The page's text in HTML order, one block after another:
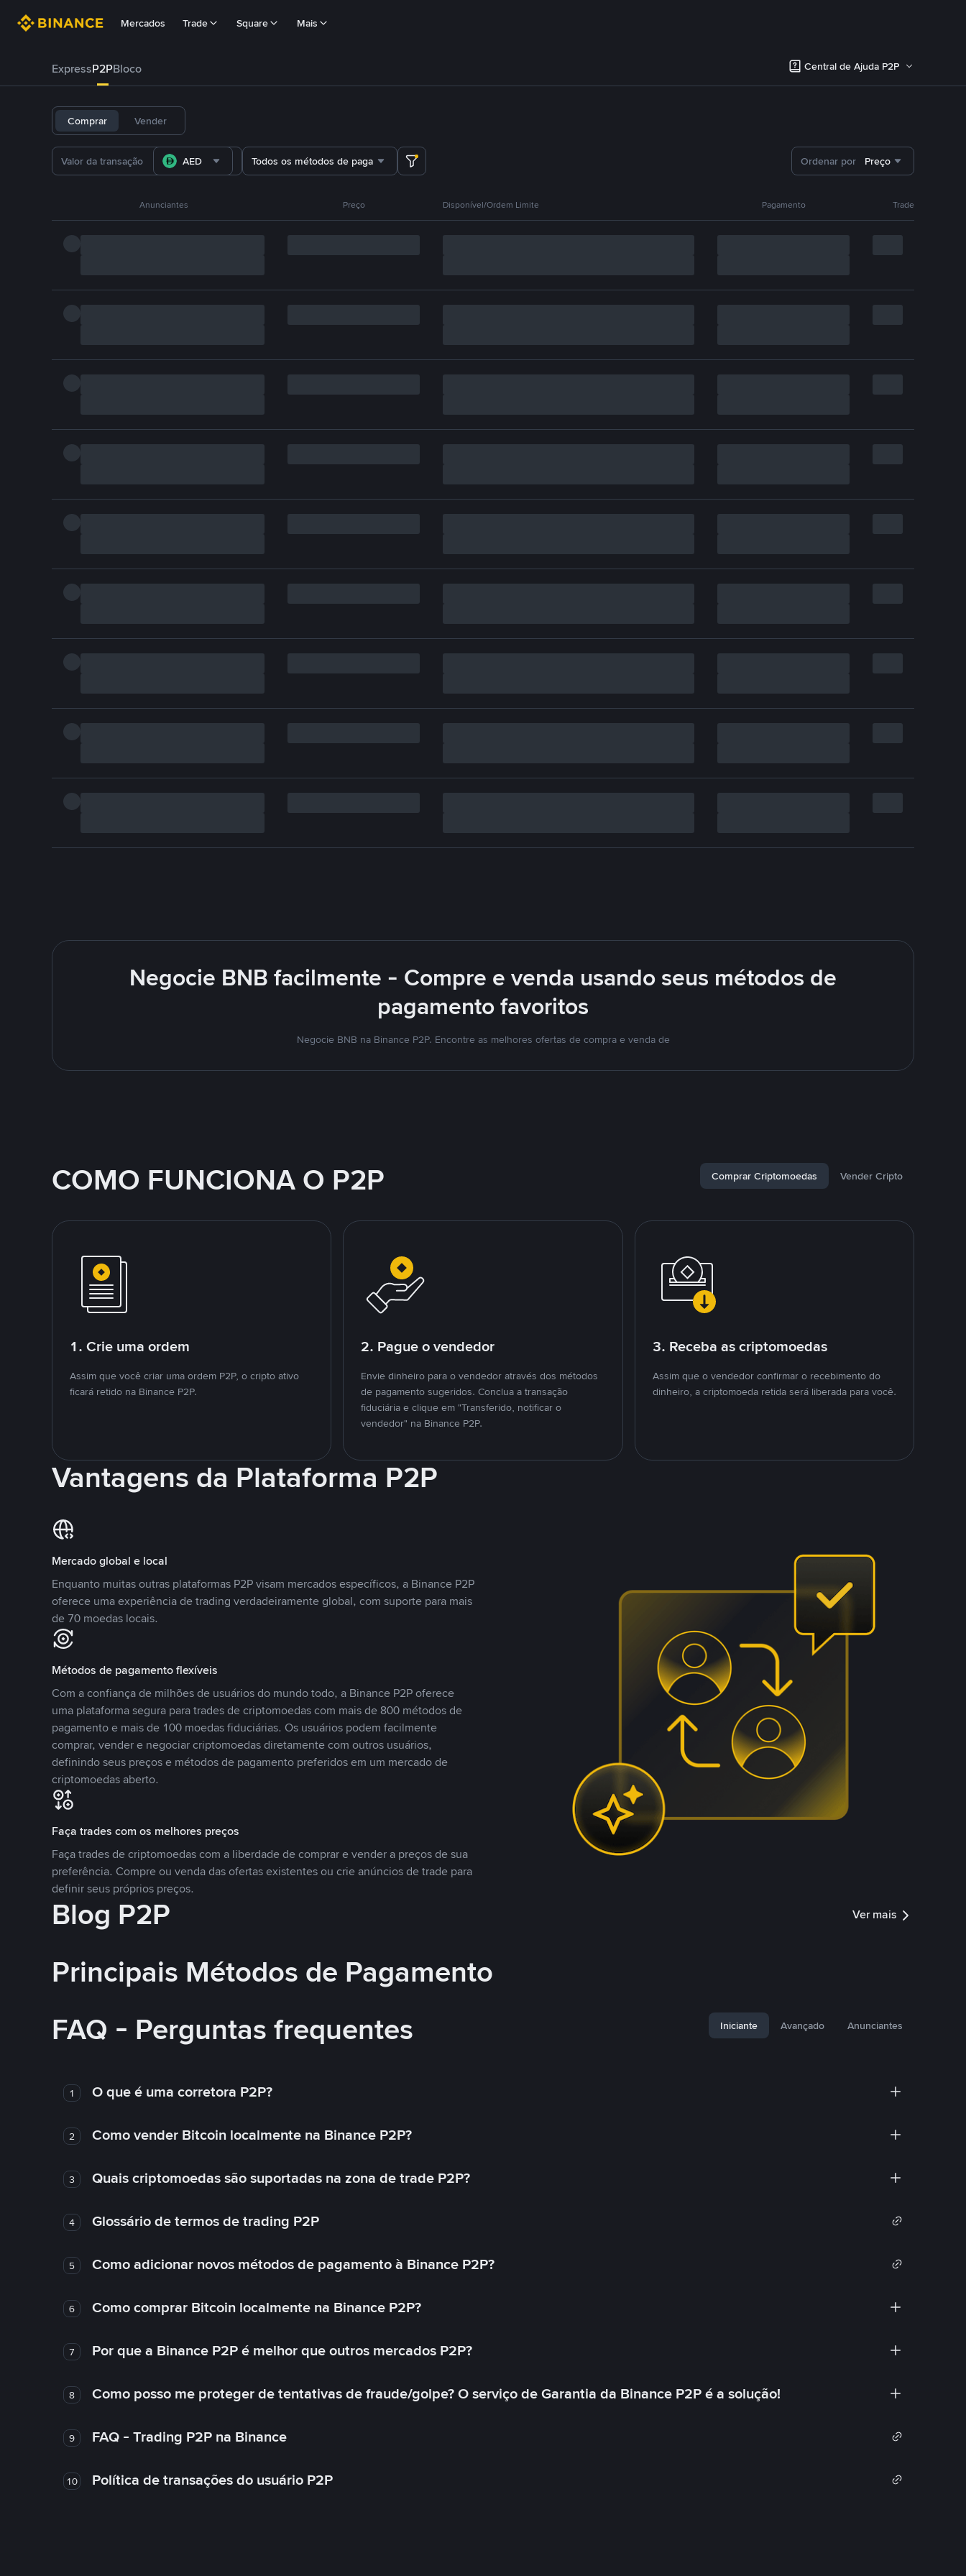
Mercados Trade Square Mais
ExpressP2PBloco Central de Ajuda P2P
Comprar Vender
AED Todos os métodos de pagamento Ordenar por Preço
Anunciantes Preço Disponível/Ordem Limite Pagamento Trade
Negocie BNB facilmente - Compre e venda usando seus métodos de
pagamento favoritos
Negocie BNB na Binance P2P. Encontre as melhores ofertas de compra e venda de
COMO FUNCIONA O P2P Comprar Criptomoedas Vender Cripto
1. Crie uma ordem
Assim que você criar uma ordem P2P, o cripto ativo
ficará retido na Binance P2P.
2. Pague o vendedor
Envie dinheiro para o vendedor através dos métodos
de pagamento sugeridos. Conclua a transação
fiduciária e clique em "Transferido, notificar o
vendedor" na Binance P2P.
3. Receba as criptomoedas
Assim que o vendedor confirmar o recebimento do
dinheiro, a criptomoeda retida será liberada para você.
Vantagens da Plataforma P2P
Mercado global e local
Enquanto muitas outras plataformas P2P visam mercados específicos, a Binance P2P
oferece uma experiência de trading verdadeiramente global, com suporte para mais
de 70 moedas locais.
Métodos de pagamento flexíveis
Com a confiança de milhões de usuários do mundo todo, a Binance P2P oferece
uma plataforma segura para trades de criptomoedas com mais de 800 métodos de
pagamento e mais de 100 moedas fiduciárias. Os usuários podem facilmente
comprar, vender e negociar criptomoedas diretamente com outros usuários,
definindo seus preços e métodos de pagamento preferidos em um mercado de
criptomoedas aberto.
Faça trades com os melhores preços
Faça trades de criptomoedas com a liberdade de comprar e vender a preços de sua
preferência. Compre ou venda das ofertas existentes ou crie anúncios de trade para
definir seus próprios preços.
Blog P2P Ver mais
Principais Métodos de Pagamento
FAQ - Perguntas frequentes
Iniciante Avançado Anunciantes
1 O que é uma corretora P2P?
2 Como vender Bitcoin localmente na Binance P2P?
3 Quais criptomoedas são suportadas na zona de trade P2P?
4 Glossário de termos de trading P2P
5 Como adicionar novos métodos de pagamento à Binance P2P?
6 Como comprar Bitcoin localmente na Binance P2P?
7 Por que a Binance P2P é melhor que outros mercados P2P?
8 Como posso me proteger de tentativas de fraude/golpe? O serviço de Garantia da Binance P2P é a solução!
9 FAQ - Trading P2P na Binance
10 Política de transações do usuário P2P